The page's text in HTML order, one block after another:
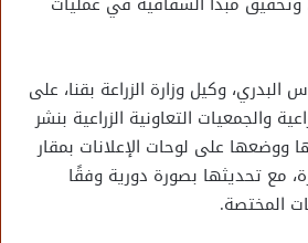
وكيل وزارة الزراعة بقنا، على
والجمعيات التعاونية الزراعية بنشر
ووضعها على لوحات الإعلانات بمقار
مع تحديثها بصورة دورية وفقًا
المختصة.